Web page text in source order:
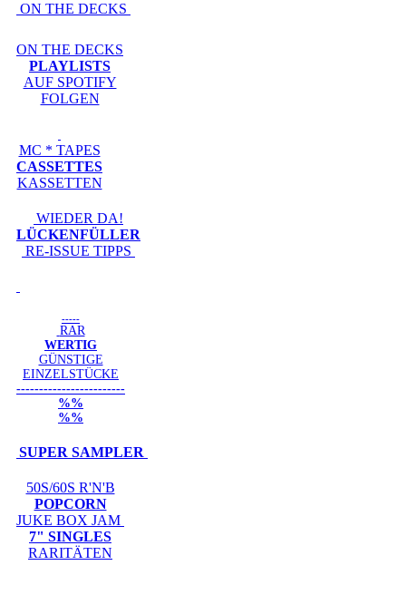
ON THE DECKS
ON THE DECKS
PLAYLISTS
AUF SPOTIFY
FOLGEN
MC * TAPES
CASSETTES
KASSETTEN
WIEDER DA!
LÜCKENFÜLLER
RE-ISSUE TIPPS
-----
RAR
WERTIG
GÜNSTIGE
EINZELSTÜCKE
------------------------
%%
%%
SUPER SAMPLER
50S/60S R'N'B
POPCORN
JUKE BOX JAM
7" SINGLES
RARITÄTEN